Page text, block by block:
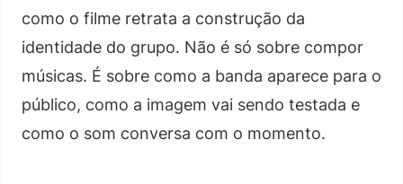
como o filme retrata a construção da
identidade do grupo. Não é só sobre compor
músicas. É sobre como a banda aparece para o
público, como a imagem vai sendo testada e
como o som conversa com o momento.